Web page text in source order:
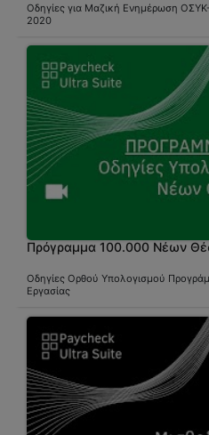
Οδηγίες για Μαζική Ενημέρωση
2020
Πρόγραμμα 100.000 Νέων
Οδηγίες Ορθού Υπολογισμού
Εργασίας